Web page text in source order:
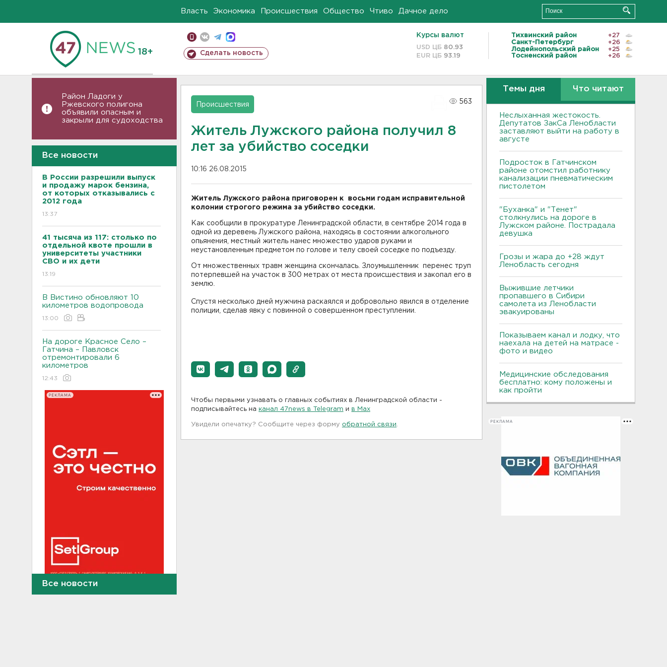
Власть Экономика Происшествия Общество Чтиво Дачное дело
18+ Сделать новость
Курсы валют
USD ЦБ 80.93
EUR ЦБ 93.19
Тихвинский район
+27
Санкт-Петербург
+26
Лодейнопольский район
+25
Тосненский район
+26
Район Ладоги у
Ржевского полигона
объявили опасным и
закрыли для судоходства
Все новости
В России разрешили выпуск
и продажу марок бензина,
от которых отказывались с
2012 года
13:37
41 тысяча из 117: столько по
отдельной квоте прошли в
университеты участники
СВО и их дети
13:19
В Вистино обновляют 10
километров водопровода
13:00
На дороге Красное Село –
Гатчина – Павловск
отремонтировали 6
километров
12:43
РЕКЛАМА
Все новости
Происшествия
563
Житель Лужского района получил 8
лет за убийство соседки
10:16 26.08.2015
Житель Лужского района приговорен к восьми годам исправительной
колонии строгого режима за убийство соседки.
Как сообщили в прокуратуре Ленинградской области, в сентябре 2014 года в
одной из деревень Лужского района, находясь в состоянии алкогольного
опьянения, местный житель нанес множество ударов руками и
неустановленным предметом по голове и телу своей соседке по подъезду.
От множественных травм женщина скончалась. Злоумышленник перенес труп
потерпевшей на участок в 300 метрах от места происшествия и закопал его в
землю.
Спустя несколько дней мужчина раскаялся и добровольно явился в отделение
полиции, сделав явку с повинной о совершенном преступлении.
Чтобы первыми узнавать о главных событиях в Ленинградской области -
подписывайтесь на канал 47news в Telegram и в Maх
Увидели опечатку? Сообщите через форму обратной связи
Темы дня Что читают
Неслыханная жестокость.
Депутатов ЗакСа Ленобласти
заставляют выйти на работу в
августе
Подросток в Гатчинском
районе отомстил работнику
канализации пневматическим
пистолетом
"Буханка" и "Тенет"
столкнулись на дороге в
Лужском районе. Пострадала
девушка
Грозы и жара до +28 ждут
Ленобласть сегодня
Выжившие летчики
пропавшего в Сибири
самолета из Ленобласти
эвакуированы
Показываем канал и лодку, что
наехала на детей на матрасе -
фото и видео
Медицинские обследования
бесплатно: кому положены и
как пройти
РЕКЛАМА